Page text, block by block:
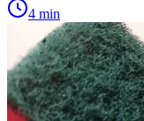
4 min